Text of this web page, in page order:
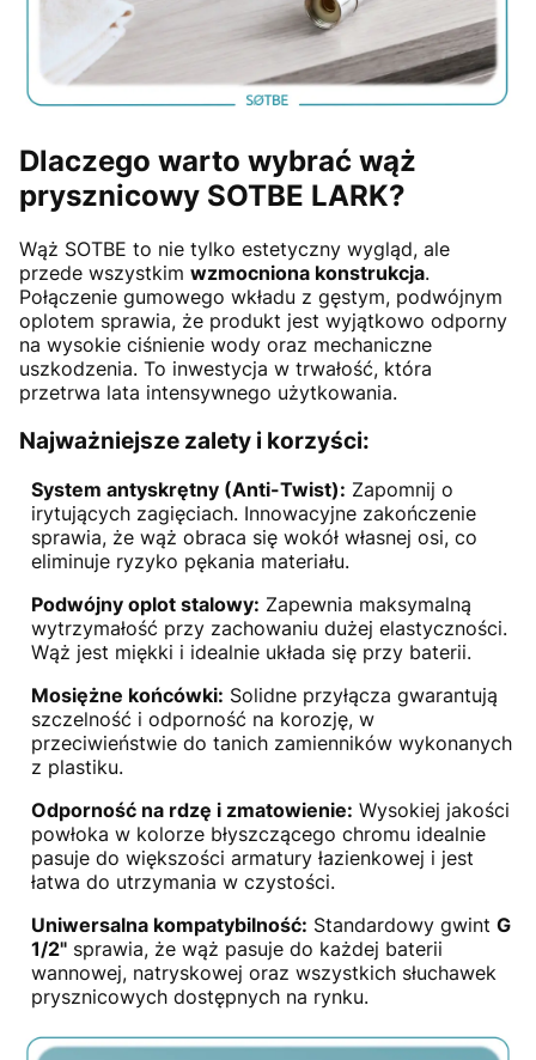
Dlaczego warto wybrać wąż
prysznicowy SOTBE LARK?
Wąż SOTBE to nie tylko estetyczny wygląd, ale
przede wszystkim wzmocniona konstrukcja.
Połączenie gumowego wkładu z gęstym, podwójnym
oplotem sprawia, że produkt jest wyjątkowo odporny
na wysokie ciśnienie wody oraz mechaniczne
uszkodzenia. To inwestycja w trwałość, która
przetrwa lata intensywnego użytkowania.
Najważniejsze zalety i korzyści:
System antyskrętny (Anti-Twist): Zapomnij o
irytujących zagięciach. Innowacyjne zakończenie
sprawia, że wąż obraca się wokół własnej osi, co
eliminuje ryzyko pękania materiału.
Podwójny oplot stalowy: Zapewnia maksymalną
wytrzymałość przy zachowaniu dużej elastyczności.
Wąż jest miękki i idealnie układa się przy baterii.
Mosiężne końcówki: Solidne przyłącza gwarantują
szczelność i odporność na korozję, w
przeciwieństwie do tanich zamienników wykonanych
z plastiku.
Odporność na rdzę i zmatowienie: Wysokiej jakości
powłoka w kolorze błyszczącego chromu idealnie
pasuje do większości armatury łazienkowej i jest
łatwa do utrzymania w czystości.
Uniwersalna kompatybilność: Standardowy gwint G
1/2" sprawia, że wąż pasuje do każdej baterii
wannowej, natryskowej oraz wszystkich słuchawek
prysznicowych dostępnych na rynku.